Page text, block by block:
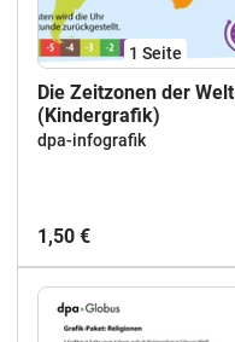
1 Seite
Die Zeitzonen der Welt
(Kindergrafik)
dpa-infografik
1,50 €